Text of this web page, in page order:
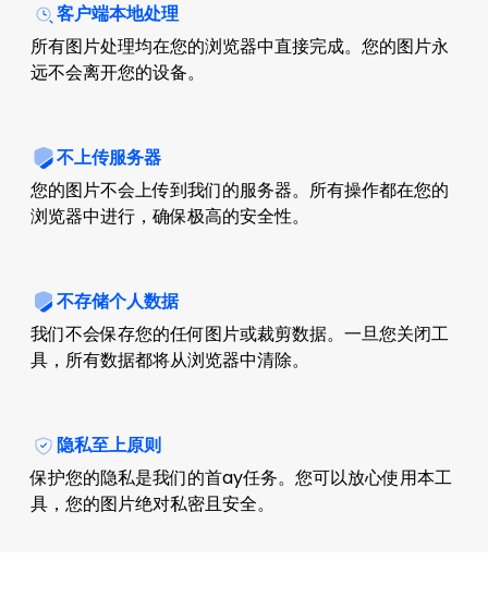
客户端本地处理
所有图片处理均在您的浏览器中直接完成。您的图片永
远不会离开您的设备。
不上传服务器
您的图片不会上传到我们的服务器。所有操作都在您的
浏览器中进行，确保极高的安全性。
不存储个人数据
我们不会保存您的任何图片或裁剪数据。一旦您关闭工
具，所有数据都将从浏览器中清除。
隐私至上原则
保护您的隐私是我们的首ay任务。您可以放心使用本工
具，您的图片绝对私密且安全。